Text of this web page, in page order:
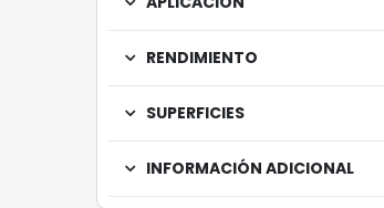
RENDIMIENTO
SUPERFICIES
INFORMACIÓN ADICIONAL